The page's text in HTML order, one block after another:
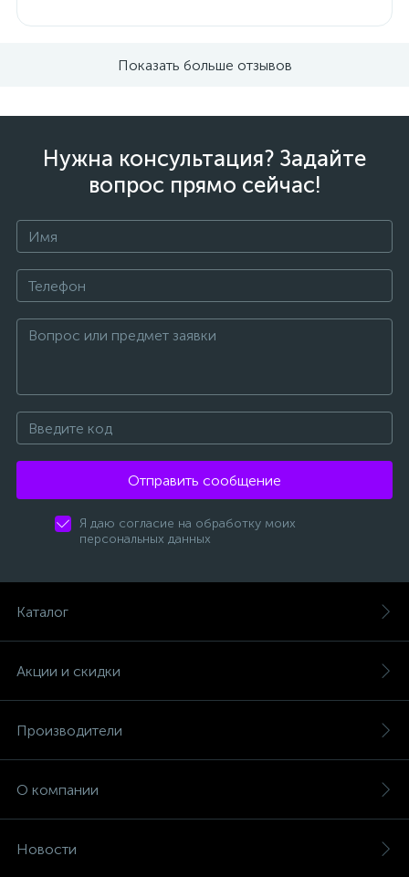
Показать больше отзывов
Нужна консультация? Задайте
вопрос прямо сейчас!
Отправить сообщение
Я даю согласие на обработку моих
персональных данных
Каталог
Акции и скидки
Производители
О компании
Новости